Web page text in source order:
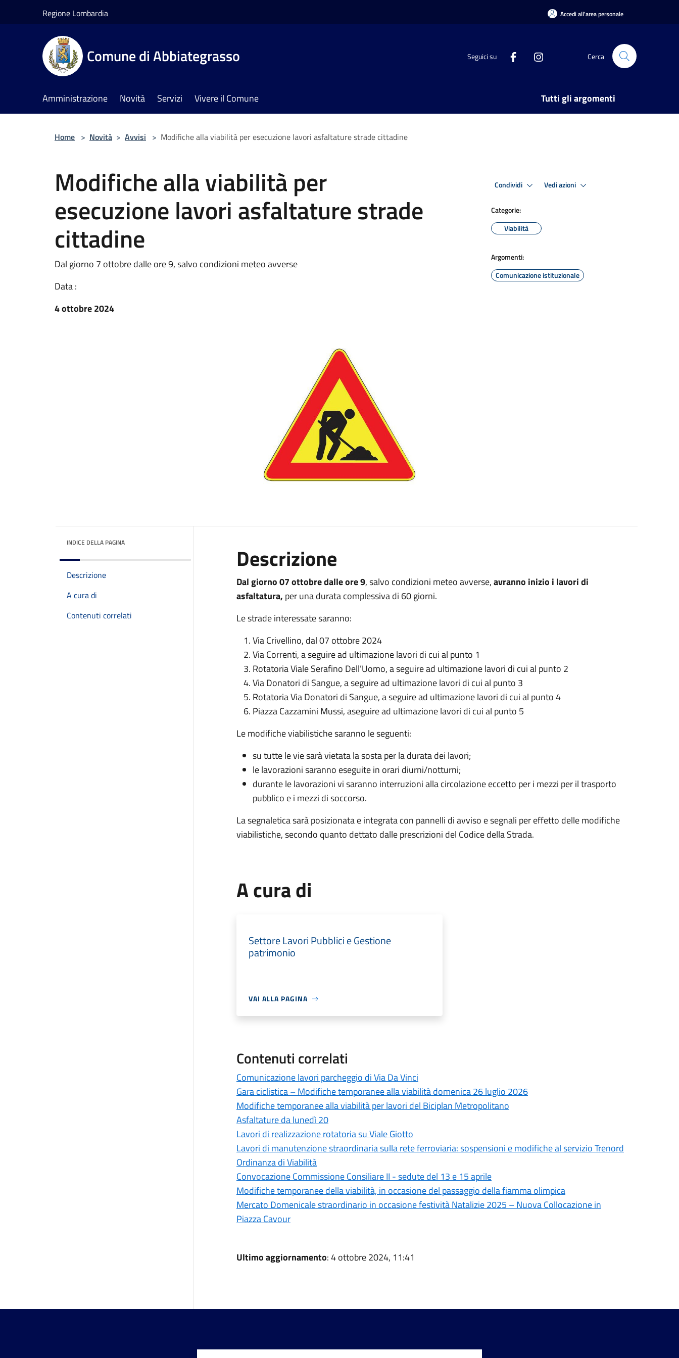
Regione Lombardia Accedi all'area personale
Comune di Abbiategrasso Seguici su Cerca
Amministrazione Novità Servizi Vivere il Comune Tutti gli argomenti
Home > Novità > Avvisi > Modifiche alla viabilità per esecuzione lavori asfaltature strade cittadine
Modifiche alla viabilità per
esecuzione lavori asfaltature strade
cittadine
Dal giorno 7 ottobre dalle ore 9, salvo condizioni meteo avverse
Data :
4 ottobre 2024
Condividi Vedi azioni
Categorie:
Viabilità
Argomenti:
Comunicazione istituzionale
INDICE DELLA PAGINA
Descrizione
A cura di
Contenuti correlati
Descrizione
Dal giorno 07 ottobre dalle ore 9, salvo condizioni meteo avverse,avranno inizio i lavori di
asfaltatura, per una durata complessiva di 60 giorni.
Le strade interessate saranno:
Via Crivellino, dal 07 ottobre 2024
Via Correnti, a seguire ad ultimazione lavori di cui al punto 1
Rotatoria Viale Serafino Dell’Uomo, a seguire ad ultimazione lavori di cui al punto 2
Via Donatori di Sangue, a seguire ad ultimazione lavori di cui al punto 3
Rotatoria Via Donatori di Sangue, a seguire ad ultimazione lavori di cui al punto 4
Piazza Cazzamini Mussi, aseguire ad ultimazione lavori di cui al punto 5
Le modifiche viabilistiche saranno le seguenti:
su tutte le vie sarà vietata la sosta per la durata dei lavori;
le lavorazioni saranno eseguite in orari diurni/notturni;
durante le lavorazioni vi saranno interruzioni alla circolazione eccetto per i mezzi per il trasporto
pubblico e i mezzi di soccorso.
La segnaletica sarà posizionata e integrata con pannelli di avviso e segnali per effetto delle modifiche
viabilistiche, secondo quanto dettato dalle prescrizioni del Codice della Strada.
A cura di
Settore Lavori Pubblici e Gestione
patrimonio
VAI ALLA PAGINA
Contenuti correlati
Comunicazione lavori parcheggio di Via Da Vinci
Gara ciclistica – Modifiche temporanee alla viabilità domenica 26 luglio 2026
Modifiche temporanee alla viabilità per lavori del Biciplan Metropolitano
Asfaltature da lunedì 20
Lavori di realizzazione rotatoria su Viale Giotto
Lavori di manutenzione straordinaria sulla rete ferroviaria: sospensioni e modifiche al servizio Trenord
Ordinanza di Viabilità
Convocazione Commissione Consiliare II - sedute del 13 e 15 aprile
Modifiche temporanee della viabilità, in occasione del passaggio della fiamma olimpica
Mercato Domenicale straordinario in occasione festività Natalizie 2025 – Nuova Collocazione in
Piazza Cavour
Ultimo aggiornamento: 4 ottobre 2024, 11:41